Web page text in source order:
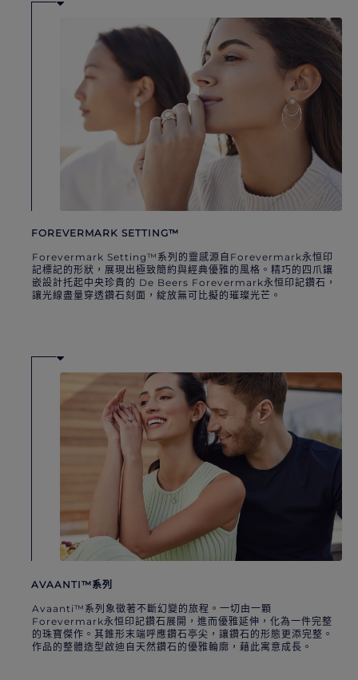
FOREVERMARK SETTING™
Forevermark Setting™系列的靈感源自Forevermark永恒印
記標記的形狀，展現出極致簡約與經典優雅的風格。精巧的四爪鑲
嵌設計托起中央珍貴的 De Beers Forevermark永恒印記鑽石，
讓光線盡量穿透鑽石刻面，綻放無可比擬的璀璨光芒。
AVAANTI™系列
Avaanti™系列象徵著不斷幻變的旅程。一切由一顆
Forevermark永恒印記鑽石展開，進而優雅延伸，化為一件完整
的珠寶傑作。其錐形末端呼應鑽石亭尖，讓鑽石的形態更添完整。
作品的整體造型啟迪自天然鑽石的優雅輪廓，藉此寓意成長。